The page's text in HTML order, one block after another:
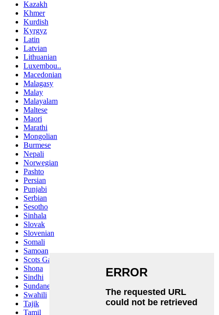
Kazakh
Khmer
Kurdish
Kyrgyz
Latin
Latvian
Lithuanian
Luxembou..
Macedonian
Malagasy
Malay
Malayalam
Maltese
Maori
Marathi
Mongolian
Burmese
Nepali
Norwegian
Pashto
Persian
Punjabi
Serbian
Sesotho
Sinhala
Slovak
Slovenian
Somali
Samoan
Scots Gaelic
Shona
Sindhi
Sundanese
Swahili
Tajik
Tamil